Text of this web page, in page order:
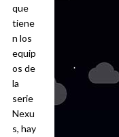
que
tiene
n los
equip
os de
la
serie
Nexu
s, hay